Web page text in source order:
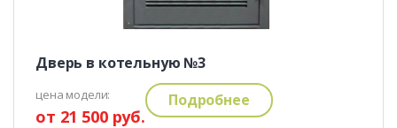
Дверь в котельную №3
цена модели:
от 21 500 руб.
Подробнее